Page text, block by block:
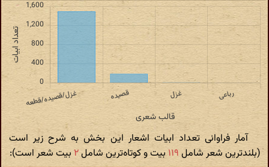
آمار فراوانی تعداد ابیات اشعار این بخش به شرح زیر است
(بلندترین شعر شامل ۱۱۹بیت و کوتاه‌ترین شامل۲ بیت شعر است):